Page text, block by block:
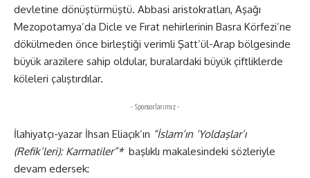
devletine dönüştürmüştü. Abbasi aristokratları, Aşağı
Mezopotamya’da Dicle ve Fırat nehirlerinin Basra Körfezi’ne
dökülmeden önce birleştiği verimli Şatt’ül-Arap bölgesinde
büyük arazilere sahip oldular, buralardaki büyük çiftliklerde
köleleri çalıştırdılar.
- Sponsorlarımız -
İlahiyatçı-yazar İhsan Eliaçık’ın “İslam’ın ‘Yoldaşlar’ı
(Refik’leri): Karmatiler”*başlıklı makalesindeki sözleriyle
devam edersek: